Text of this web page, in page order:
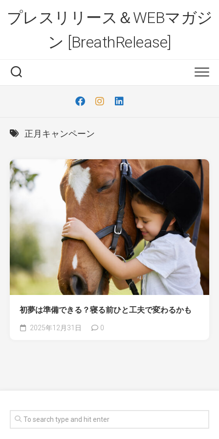
content
プレスリリース＆WEBマガジ
ン [BreathRelease]
正月キャンペーン
初夢は準備できる？寝る前ひと工夫で変わるかも
2025年12月31日 0